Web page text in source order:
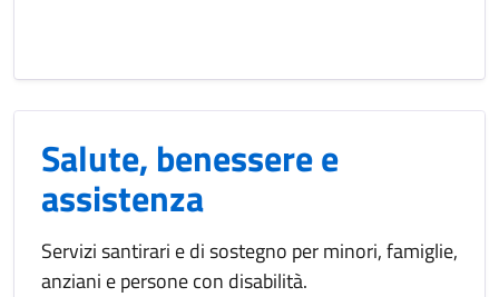
Salute, benessere e
assistenza
Servizi santirari e di sostegno per minori, famiglie,
anziani e persone con disabilità.